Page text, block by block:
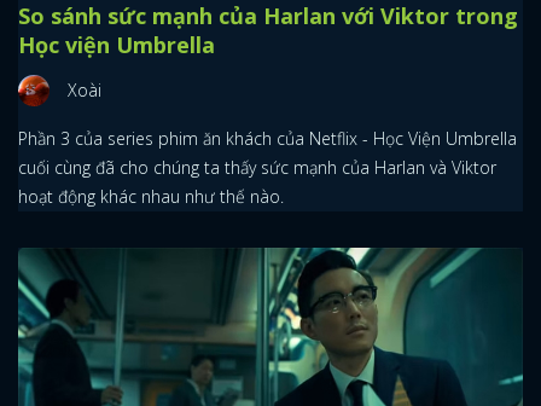
So sánh sức mạnh của Harlan với Viktor trong
Học viện Umbrella
Xoài
Phần 3 của series phim ăn khách của Netflix - Học Viện Umbrella
cuối cùng đã cho chúng ta thấy sức mạnh của Harlan và Viktor
hoạt động khác nhau như thế nào.